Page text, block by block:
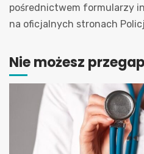
pośrednictwem formularzy
na oficjalnych stronach
Nie możesz